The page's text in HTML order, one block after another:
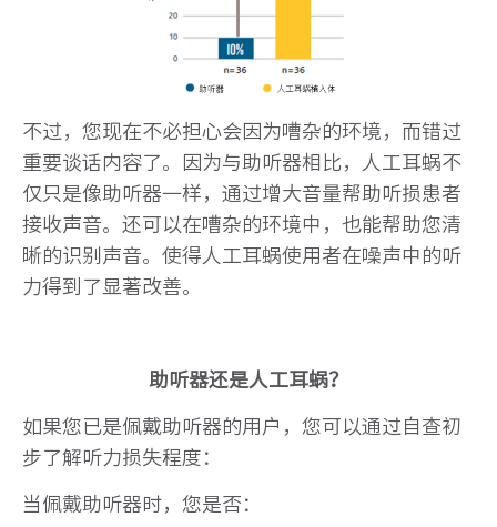
不过，您现在不必担心会因为嘈杂的环境，而错过
重要谈话内容了。因为与助听器相比，人工耳蜗不
仅只是像助听器一样，通过增大音量帮助听损患者
接收声音。还可以在嘈杂的环境中，也能帮助您清
晰的识别声音。使得人工耳蜗使用者在噪声中的听
力得到了显著改善。
助听器还是人工耳蜗？
如果您已是佩戴助听器的用户，您可以通过自查初
步了解听力损失程度：
当佩戴助听器时，您是否：